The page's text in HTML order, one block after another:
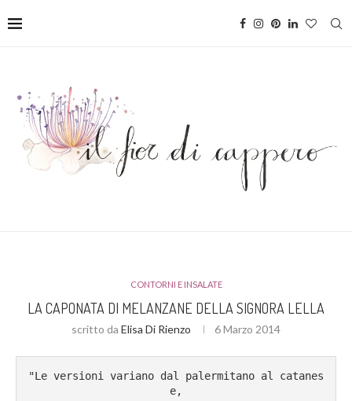
CONTORNI E INSALATE
LA CAPONATA DI MELANZANE DELLA SIGNORA LELLA
scritto da Elisa Di Rienzo 6 Marzo 2014
"Le versioni variano dal palermitano al catanes
e,